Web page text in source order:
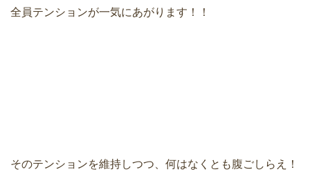
全員テンションが一気にあがります！！
そのテンションを維持しつつ、何はなくとも腹ごしらえ！